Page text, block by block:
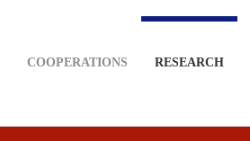
COOPERATIONS RESEARCH